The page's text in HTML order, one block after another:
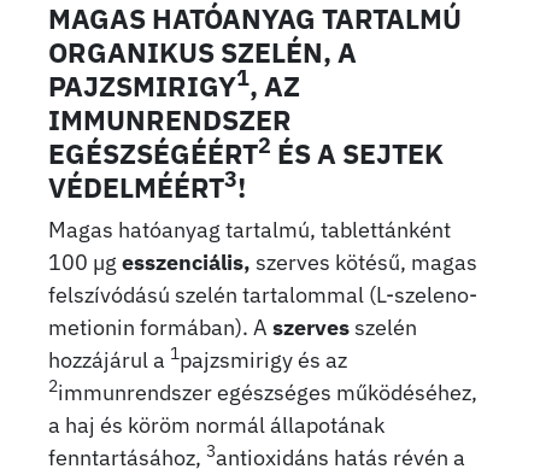
MAGAS HATÓANYAG TARTALMÚ
ORGANIKUS SZELÉN, A
PAJZSMIRIGY1, AZ
IMMUNRENDSZER
EGÉSZSÉGÉÉRT2 ÉS A SEJTEK
VÉDELMÉÉRT3!
Magas hatóanyag tartalmú, tablett­ánként
100 µg esszenciális, szerves kötésű, magas
felszívódású szelén tartalommal (L-szeleno-
metionin formában). A szervesszelén
hozzájárul a 1pajzsmirigy és az
2immunrendszer egészséges működéséhez,
a haj és köröm normál állapotának
fenntartásához, 3antioxidáns hatás révén a